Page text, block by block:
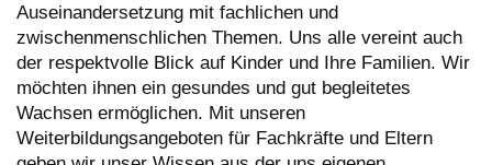
Auseinandersetzung mit fachlichen und
zwischenmenschlichen Themen. Uns alle vereint auch
der respektvolle Blick auf Kinder und Ihre Familien. Wir
möchten ihnen ein gesundes und gut begleitetes
Wachsen ermöglichen. Mit unseren
Weiterbildungsangeboten für Fachkräfte und Eltern